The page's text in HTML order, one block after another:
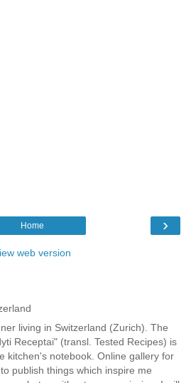
›
Home
web version
living in Switzerland (Zurich). The
Receptai" (transl. Tested Recipes) is
kitchen's notebook. Online gallery for
publish things which inspire me